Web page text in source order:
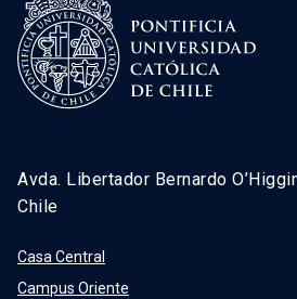
Avda. Libertador Bernardo
Chile
Casa Central
Campus Oriente